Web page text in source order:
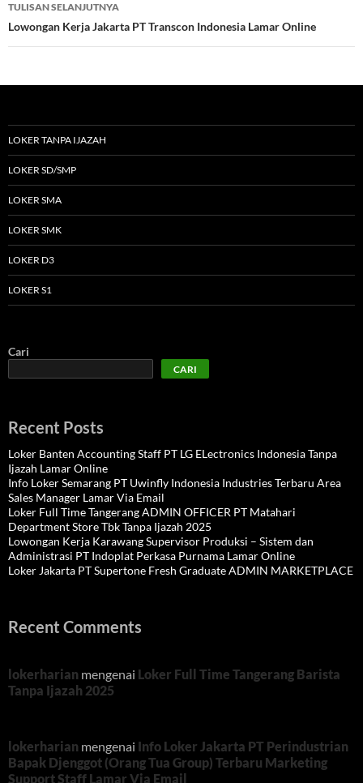
TULISAN SELANJUTNYA
Lowongan Kerja Jakarta PT Transcon Indonesia Lamar Online
LOKER TANPA IJAZAH
LOKER SD/SMP
LOKER SMA
LOKER SMK
LOKER D3
LOKER S1
Cari
CARI
Recent Posts
Loker Banten Accounting Staff PT LG ELectronics Indonesia Tanpa
Ijazah Lamar Online
Info Loker Semarang PT Uwinfly Indonesia Industries Terbaru Area
Sales Manager Lamar Via Email
Loker Full Time Tangerang ADMIN OFFICER PT Matahari
Department Store Tbk Tanpa Ijazah 2025
Lowongan Kerja Karawang Supervisor Produksi – Sistem dan
Administrasi PT Indoplat Perkasa Purnama Lamar Online
Loker Jakarta PT Supertone Fresh Graduate ADMIN MARKETPLACE
Recent Comments
lokerharian mengenai Loker Full Time Tangerang Barista
Tanpa Ijazah 2025
lokerharian mengenai Info Loker Jakarta PT Perindustrian
Bapak Djenggot (Orang Tua Group) Terbaru Marketing
Support Staff Lamar Via Email